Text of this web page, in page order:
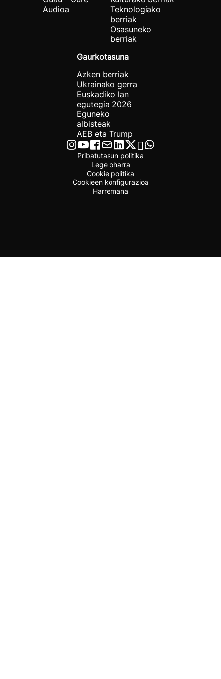
Audioa
Teknologiako
berriak
Osasuneko
berriak
Gaurkotasuna
Azken berriak
Ukrainako gerra
Euskadiko lan
egutegia 2026
Eguneko
albisteak
AEB eta Trump
Pribatutasun politika
Lege oharra
Cookie politika
Cookieen konfigurazioa
Harremana